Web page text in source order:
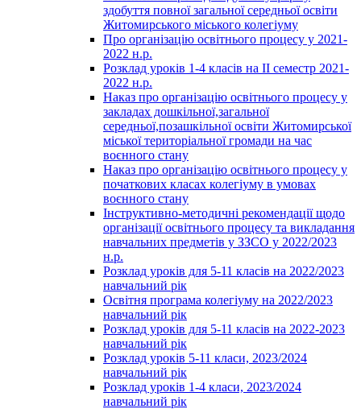
здобуття повної загальної середньої освіти
Житомирського міського колегіуму
Про організацію освітнього процесу у 2021-
2022 н.р.
Розклад уроків 1-4 класів на ІІ семестр 2021-
2022 н.р.
Наказ про організацію освітнього процесу у
закладах дошкільної,загальної
середньої,позашкільної освіти Житомирської
міської територіальної громади на час
воєнного стану
Наказ про організацію освітнього процесу у
початкових класах колегіуму в умовах
воєнного стану
Інструктивно-методичні рекомендації щодо
організації освітнього процесу та викладання
навчальних предметів у ЗЗСО у 2022/2023
н.р.
Розклад уроків для 5-11 класів на 2022/2023
навчальний рік
Освітня програма колегіуму на 2022/2023
навчальний рік
Розклад уроків для 5-11 класів на 2022-2023
навчальний рік
Розклад уроків 5-11 класи, 2023/2024
навчальний рік
Розклад уроків 1-4 класи, 2023/2024
навчальний рік